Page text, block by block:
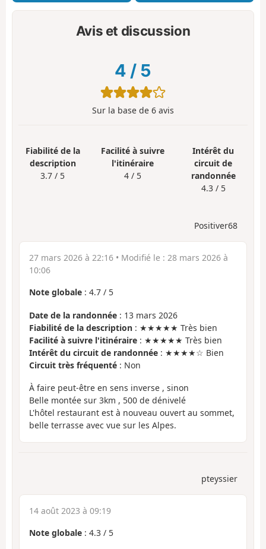
Avis et discussion
4 / 5
Sur la base de 6 avis
Fiabilité de la
description
3.7 / 5
Facilité à suivre
l'itinéraire
4 / 5
Intérêt du
circuit de
randonnée
4.3 / 5
Positiver68
27 mars 2026 à 22:16 • Modifié le : 28 mars 2026 à
10:06
Note globale : 4.7 / 5
Date de la randonnée : 13 mars 2026
Fiabilité de la description : ★★★★★ Très bien
Facilité à suivre l'itinéraire : ★★★★★ Très bien
Intérêt du circuit de randonnée : ★★★★☆ Bien
Circuit très fréquenté : Non
À faire peut-être en sens inverse , sinon
Belle montée sur 3km , 500 de dénivelé
L'hôtel restaurant est à nouveau ouvert au sommet,
belle terrasse avec vue sur les Alpes.
pteyssier
14 août 2023 à 09:19
Note globale : 4.3 / 5